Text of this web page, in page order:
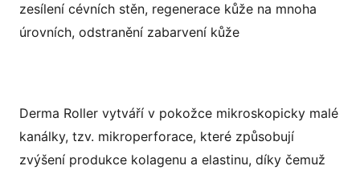
zesílení cévních stěn, regenerace kůže na mnoha
úrovních, odstranění zabarvení kůže
Derma Roller vytváří v pokožce mikroskopicky malé
kanálky, tzv. mikroperforace, které způsobují
zvýšení produkce kolagenu a elastinu, díky čemuž